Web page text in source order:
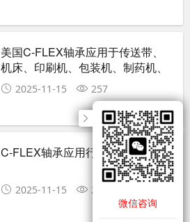
美国C-FLEX轴承应用于传送带、
机床、印刷机、包装机、制药机、
食品加工机​​​​​​​领域
2025-11-15 257
C-FLEX轴承应用行业详细介绍
2025-11-15 232
微信咨询